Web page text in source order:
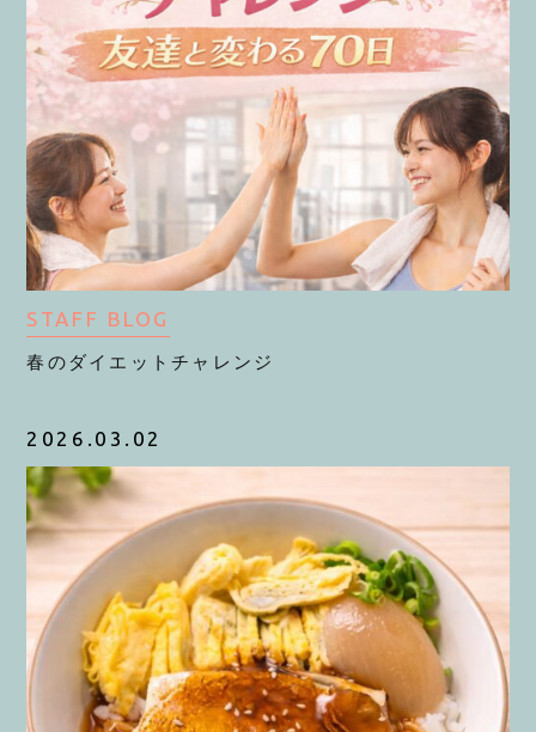
STAFF BLOG
春のダイエットチャレンジ
2026.03.02